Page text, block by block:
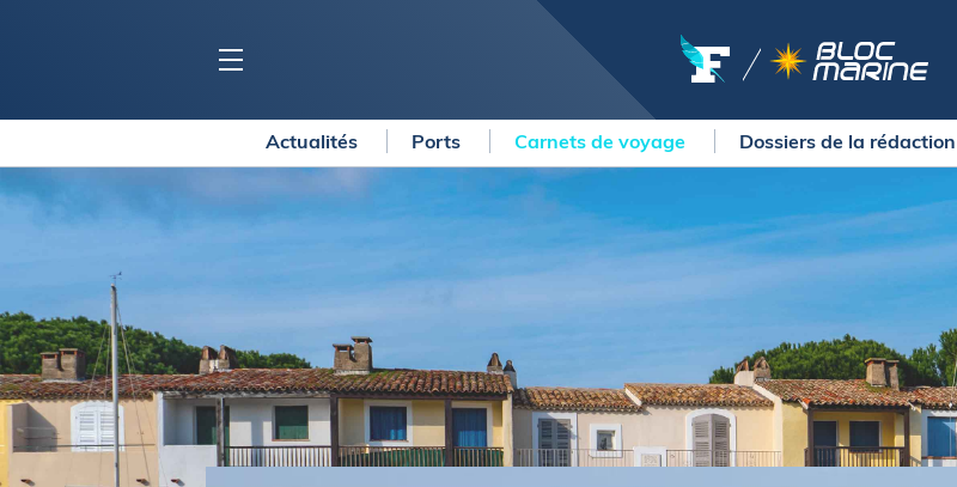
BLOC MARINE
Ports
rédaction
Application Bloc Marine
Règlementation
BATEAUX
COURSES
Courses au large
Régates
Arkea Ultim Challenge
Route du Rhum - Destination
Guadeloupe
LIFESTYLE
Shopping
Gastronomie
Blogs
SERVICES
Nos magazines
Actualités Ports Carnets de voyage Dossiers de la rédaction